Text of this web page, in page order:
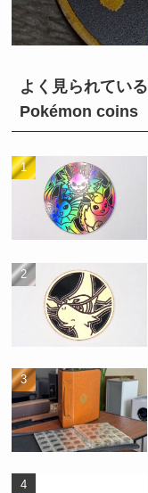
よく見られてい
Pokémon coins